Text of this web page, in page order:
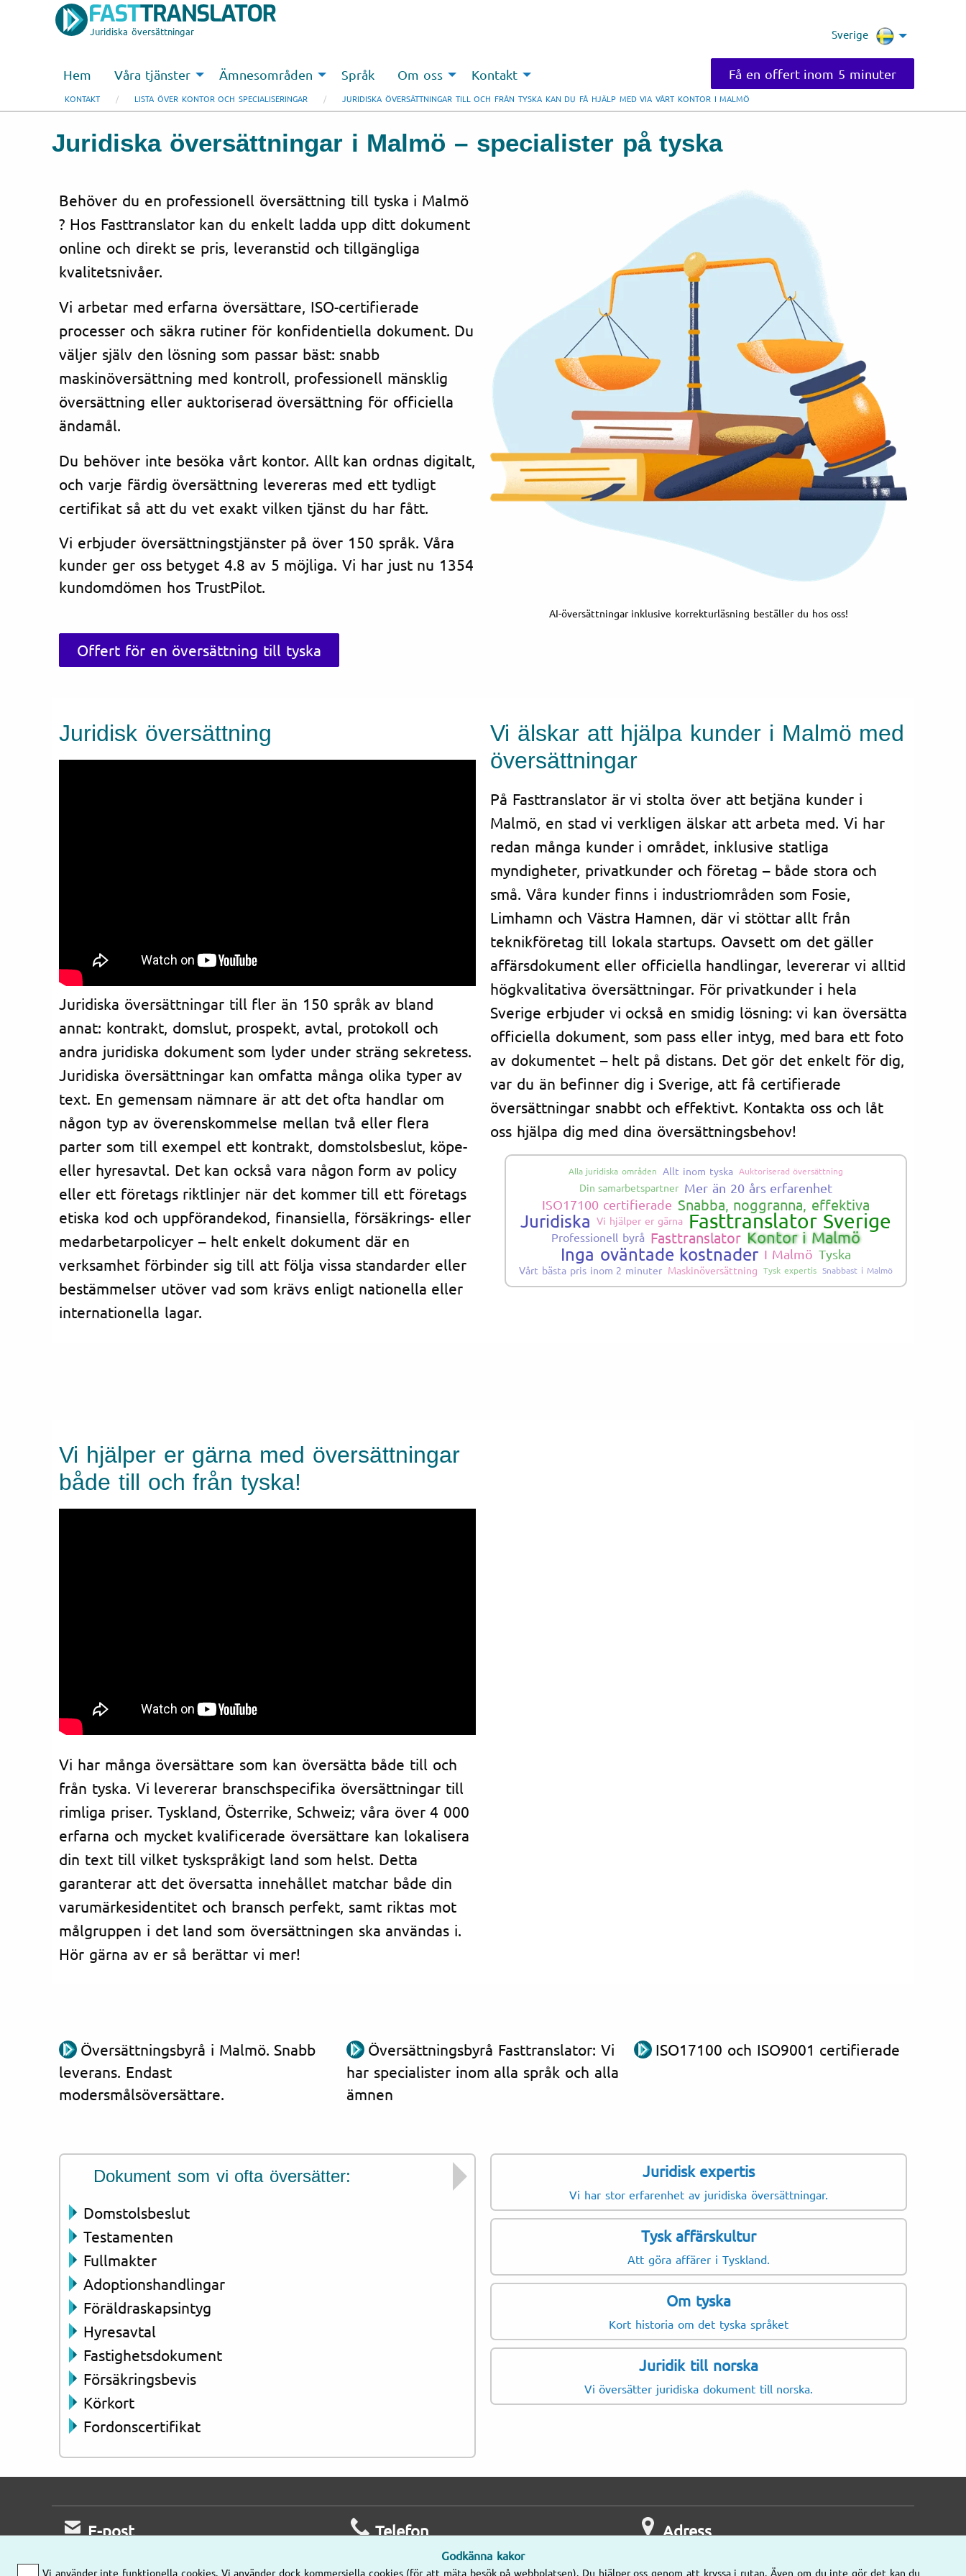
Juridiska översättningar Sverige
Få en offert inom 5 minuter
Hem Våra tjänster Ämnesområden Språk Om oss Kontakt
KONTAKT LISTA ÖVER KONTOR OCH SPECIALISERINGAR JURIDISKA ÖVERSÄTTNINGAR TILL OCH FRÅN TYSKA KAN DU FÅ HJÄLP MED VIA VÅRT KONTOR I MALMÖ
Juridiska översättningar i Malmö – specialister på tyska
Behöver du en professionell översättning till tyska i Malmö
? Hos Fasttranslator kan du enkelt ladda upp ditt dokument
online och direkt se pris, leveranstid och tillgängliga
kvalitetsnivåer.
Vi arbetar med erfarna översättare, ISO-certifierade
processer och säkra rutiner för konfidentiella dokument. Du
väljer själv den lösning som passar bäst: snabb
maskinöversättning med kontroll, professionell mänsklig
översättning eller auktoriserad översättning för officiella
ändamål.
Du behöver inte besöka vårt kontor. Allt kan ordnas digitalt,
och varje färdig översättning levereras med ett tydligt
certifikat så att du vet exakt vilken tjänst du har fått.
Vi erbjuder översättningstjänster på över 150 språk. Våra
kunder ger oss betyget 4.8 av 5 möjliga. Vi har just nu 1354
kundomdömen hos TrustPilot.
Offert för en översättning till tyska
AI-översättningar inklusive korrekturläsning beställer du hos oss!
Juridisk översättning
Juridiska översättningar till fler än 150 språk av bland
annat: kontrakt, domslut, prospekt, avtal, protokoll och
andra juridiska dokument som lyder under sträng sekretess.
Juridiska översättningar kan omfatta många olika typer av
text. En gemensam nämnare är att det ofta handlar om
någon typ av överenskommelse mellan två eller flera
parter som till exempel ett kontrakt, domstolsbeslut, köpe-
eller hyresavtal. Det kan också vara någon form av policy
eller ett företags riktlinjer när det kommer till ett företags
etiska kod och uppförandekod, finansiella, försäkrings- eller
medarbetarpolicyer – helt enkelt dokument där en
verksamhet förbinder sig till att följa vissa standarder eller
bestämmelser utöver vad som krävs enligt nationella eller
internationella lagar.
Vi älskar att hjälpa kunder i Malmö med
översättningar
På Fasttranslator är vi stolta över att betjäna kunder i
Malmö, en stad vi verkligen älskar att arbeta med. Vi har
redan många kunder i området, inklusive statliga
myndigheter, privatkunder och företag – både stora och
små. Våra kunder finns i industriområden som Fosie,
Limhamn och Västra Hamnen, där vi stöttar allt från
teknikföretag till lokala startups. Oavsett om det gäller
affärsdokument eller officiella handlingar, levererar vi alltid
högkvalitativa översättningar. För privatkunder i hela
Sverige erbjuder vi också en smidig lösning: vi kan översätta
officiella dokument, som pass eller intyg, med bara ett foto
av dokumentet – helt på distans. Det gör det enkelt för dig,
var du än befinner dig i Sverige, att få certifierade
översättningar snabbt och effektivt. Kontakta oss och låt
oss hjälpa dig med dina översättningsbehov!
Alla juridiska områden Allt inom tyska Auktoriserad översättning
Din samarbetspartner Mer än 20 års erfarenhet
ISO17100 certifierade Snabba, noggranna, effektiva
Juridiska Vi hjälper er gärna Fasttranslator Sverige
Professionell byrå Fasttranslator Kontor i Malmö
Inga oväntade kostnader I Malmö Tyska
Vårt bästa pris inom 2 minuter Maskinöversättning Tysk expertis Snabbast i Malmö
Vi hjälper er gärna med översättningar
både till och från tyska!
Vi har många översättare som kan översätta både till och
från tyska. Vi levererar branschspecifika översättningar till
rimliga priser. Tyskland, Österrike, Schweiz; våra över 4 000
erfarna och mycket kvalificerade översättare kan lokalisera
din text till vilket tyskspråkigt land som helst. Detta
garanterar att det översatta innehållet matchar både din
varumärkesidentitet och bransch perfekt, samt riktas mot
målgruppen i det land som översättningen ska användas i.
Hör gärna av er så berättar vi mer!
Översättningsbyrå i Malmö. Snabb
leverans. Endast
modersmålsöversättare.
Översättningsbyrå Fasttranslator: Vi
har specialister inom alla språk och alla
ämnen
ISO17100 och ISO9001 certifierade
Dokument som vi ofta översätter:
Domstolsbeslut
Testamenten
Fullmakter
Adoptionshandlingar
Föräldraskapsintyg
Hyresavtal
Fastighetsdokument
Försäkringsbevis
Körkort
Fordonscertifikat
Dokument som vi ofta översätter:
Referensbrev
Företagsregistreringar
Årsredovisningar
Revisorsintyg
Företagskontrakt
Juridisk expertis
Vi har stor erfarenhet av juridiska översättningar.
Tysk affärskultur
Att göra affärer i Tyskland.
Om tyska
Kort historia om det tyska språket
Juridik till norska
Vi översätter juridiska dokument till norska.
Godkänna kakor
Vi använder inte funktionella cookies. Vi använder dock kommersiella cookies (för att mäta besök på webbplatsen). Du hjälper oss genom att kryssa i rutan. Även om du inte gör det kan du
E-post Telefon Adress